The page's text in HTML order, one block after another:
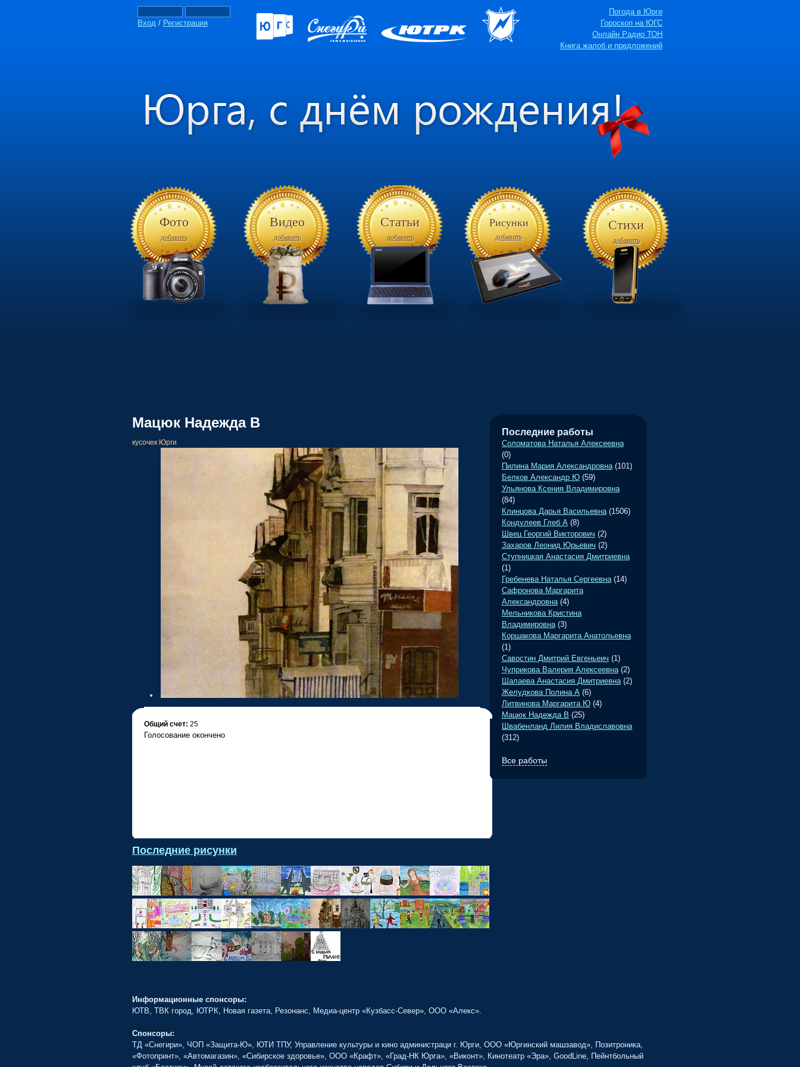
Вход / Регистрация
Погода в Юрге
Гороскоп на ЮГС
Онлайн Радио ТОН
Книга жалоб и предложений
Фото
добавить
Видео
добавить
Статьи
добавить
Рисунки
добавить
Стихи
добавить
Мацюк Надежда В
кусочек Юрги
• •
Общий счет: 25
Голосование окончено
• •
Последние рисунки
• •
Последние работы
Соломатова Наталья Алексеевна
(0)
Пилина Мария Александровна (101)
Белков Александр Ю (59)
Ульянова Ксения Владимировна
(84)
Клинцова Дарья Васильевна (1506)
Кондулеев Глеб А (8)
Швец Георгий Викторович (2)
Захаров Леонид Юрьевич (2)
Ступницкая Анастасия Дмитриевна
(1)
Гребенева Наталья Сергеевна (14)
Сафронова Маргарита
Александровна (4)
Мельникова Кристина
Владимировна (3)
Коршакова Маргарита Анатольевна
(1)
Савостин Дмитрий Евгеньеич (1)
Чуприкова Валерия Алексеевна (2)
Шалаева Анастасия Дмитриевна (2)
Желудкова Полина А (6)
Литвинова Маргарита Ю (4)
Мацюк Надежда В (25)
Швабенланд Лилия Владиславовна
(312)
Все работы
• •
Информационные спонсоры:
ЮТВ, ТВК город, ЮТРК, Новая газета, Резонанс, Медиа-центр «Кузбасс-Север», ООО «Алекс».
Спонсоры:
ТД «Снегири», ЧОП «Защита-Ю», ЮТИ ТПУ, Управление культуры и кино администраци г. Юрги, ООО «Юргинский машзавод», Позитроника,
«Фотопринт», «Автомагазин», «Сибирское здоровье», ООО «Крафт», «Град-НК Юрга», «Виконт», Кинотеатр «Эра», GoodLine, Пейнтбольный